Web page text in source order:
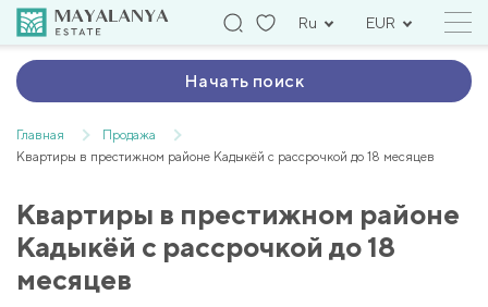
Ru EUR
Начать поиск
Главная
Продажа
Квартиры в престижном районе Кадыкёй с рассрочкой до 18 месяцев
Квартиры в престижном районе
Кадыкёй с рассрочкой до 18
месяцев